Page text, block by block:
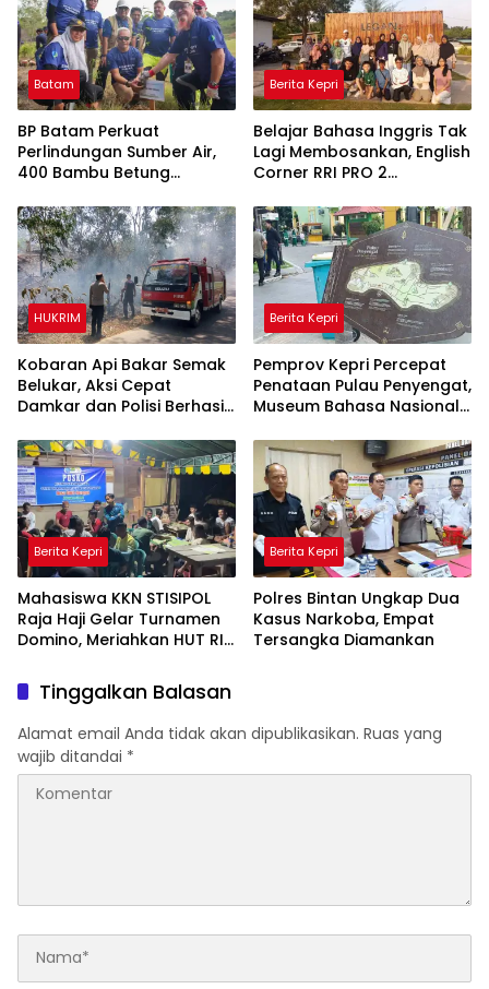
Batam
BP Batam Perkuat
Perlindungan Sumber Air,
400 Bambu Betung
Nongsa
Berita Kepri
Belajar Bahasa Inggris Tak
Lagi Membosankan, English
Corner RRI PRO 2
Suasana Interaktif
HUKRIM
Kobaran Api Bakar Semak
Belukar, Aksi Cepat
Damkar dan Polisi Berhasil
Berita Kepri
Pemprov Kepri Percepat
Penataan Pulau Penyengat,
Museum Bahasa Nasional
Berita Kepri
Mahasiswa KKN STISIPOL
Raja Haji Gelar Turnamen
Domino, Meriahkan HUT RI
Berita Kepri
Polres Bintan Ungkap Dua
Kasus Narkoba, Empat
Tersangka Diamankan
Tinggalkan Balasan
Alamat email Anda tidak akan dipublikasikan. Ruas yang
wajib ditandai *